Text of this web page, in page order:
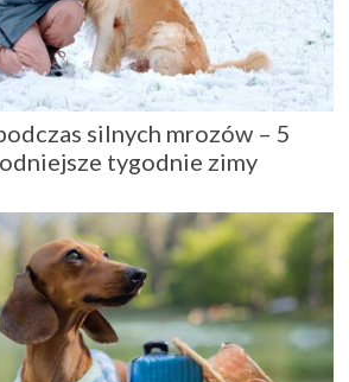
silnych mrozów – 5
tygodnie zimy